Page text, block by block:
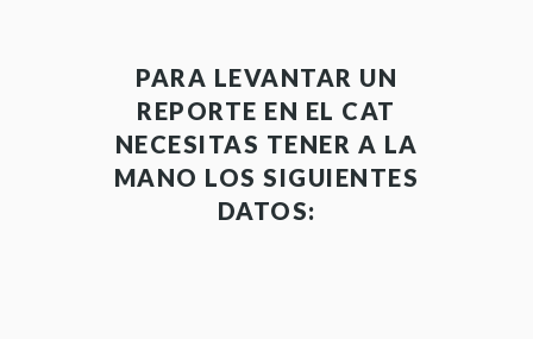
PARA LEVANTAR UN
REPORTE EN EL CAT
NECESITAS TENER A LA
MANO LOS SIGUIENTES
DATOS: